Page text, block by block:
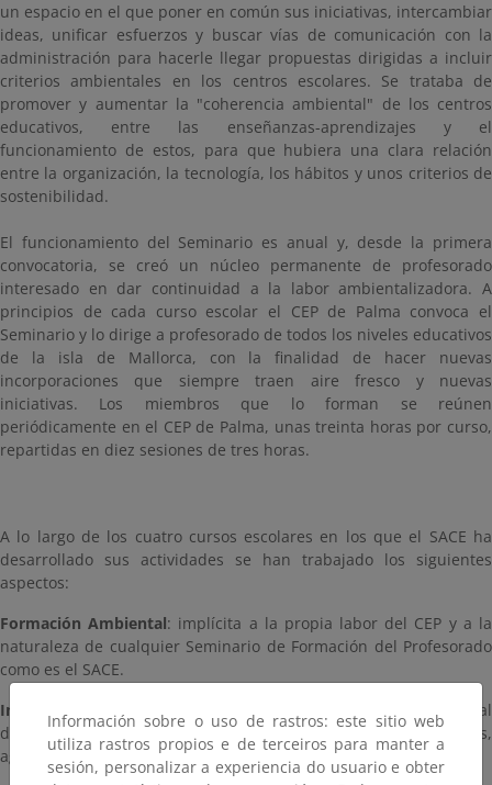
un espacio en el que poner en común sus iniciativas, intercambiar
ideas, unificar esfuerzos y buscar vías de comunicación con la
administración para hacerle llegar propuestas dirigidas a incluir
criterios ambientales en los centros escolares. Se trataba de
promover y aumentar la "coherencia ambiental" de los centros
educativos, entre las enseñanzas-aprendizajes y el
funcionamiento de estos, para que hubiera una clara relación
entre la organización, la tecnología, los hábitos y unos criterios de
sostenibilidad.
El funcionamiento del Seminario es anual y, desde la primera
convocatoria, se creó un núcleo permanente de profesorado
interesado en dar continuidad a la labor ambientalizadora. A
principios de cada curso escolar el CEP de Palma convoca el
Seminario y lo dirige a profesorado de todos los niveles educativos
de la isla de Mallorca, con la finalidad de hacer nuevas
incorporaciones que siempre traen aire fresco y nuevas
iniciativas. Los miembros que lo forman se reúnen
periódicamente en el CEP de Palma, unas treinta horas por curso,
repartidas en diez sesiones de tres horas.
A lo largo de los cuatro cursos escolares en los que el SACE ha
desarrollado sus actividades se han trabajado los siguientes
aspectos:
Formación Ambiental: implícita a la propia labor del CEP y a la
naturaleza de cualquier Seminario de Formación del Profesorado
como es el SACE.
Información Ambiental
: recopilación de información ambiental
de posible interés para el profesorado implicado en estos temas,
agrupándola por materias.
Información sobre o uso de rastros: este sitio web
utiliza rastros propios e de terceiros para manter a
sesión, personalizar a experiencia do usuario e obter